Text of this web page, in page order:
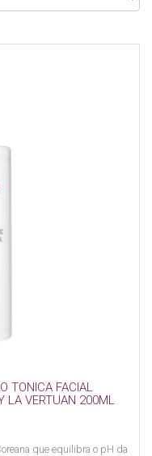
TONICA FACIAL
LA VERTUAN 200ML
que equilibra o pH da